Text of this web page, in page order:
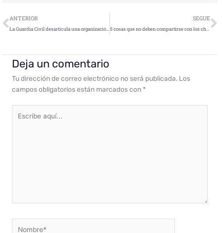
Ant
ANTERIOR
La Guardia Civil desarticula una organización criminal dedicada a cometer estafas con criptomonedas
SEGUE
5 cosas que no deben compartirse con los chatbots de inteligencia artificial
Deja un comentario
Tu dirección de correo electrónico no será publicada. Los
campos obligatorios están marcados con *
aquí...